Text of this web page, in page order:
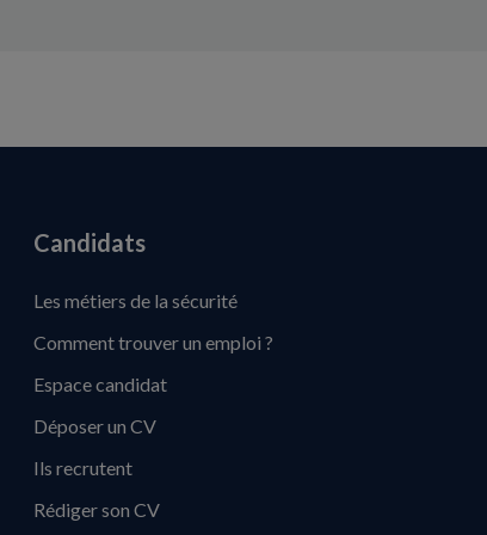
Candidats
Les métiers de la sécurité
Comment trouver un emploi ?
Espace candidat
Déposer un CV
Ils recrutent
Rédiger son CV